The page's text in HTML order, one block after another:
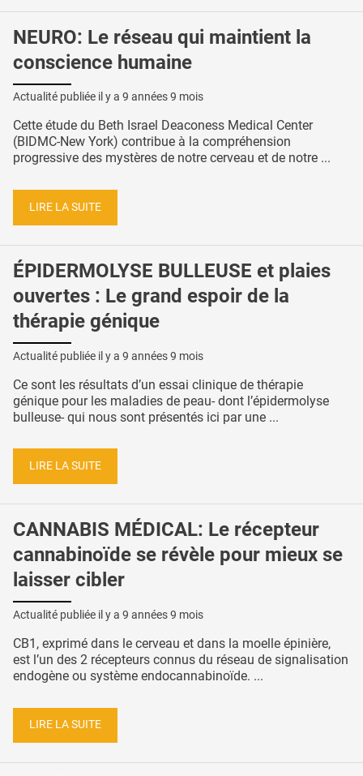
NEURO: Le réseau qui maintient la
conscience humaine
Actualité publiée il y a 9 années 9 mois
Cette étude du Beth Israel Deaconess Medical Center
(BIDMC-New York) contribue à la compréhension
progressive des mystères de notre cerveau et de notre ...
LIRE LA SUITE
ÉPIDERMOLYSE BULLEUSE et plaies
ouvertes : Le grand espoir de la
thérapie génique
Actualité publiée il y a 9 années 9 mois
Ce sont les résultats d’un essai clinique de thérapie
génique pour les maladies de peau- dont l’épidermolyse
bulleuse- qui nous sont présentés ici par une ...
LIRE LA SUITE
CANNABIS MÉDICAL: Le récepteur
cannabinoïde se révèle pour mieux se
laisser cibler
Actualité publiée il y a 9 années 9 mois
CB1, exprimé dans le cerveau et dans la moelle épinière,
est l’un des 2 récepteurs connus du réseau de signalisation
endogène ou système endocannabinoïde. ...
LIRE LA SUITE